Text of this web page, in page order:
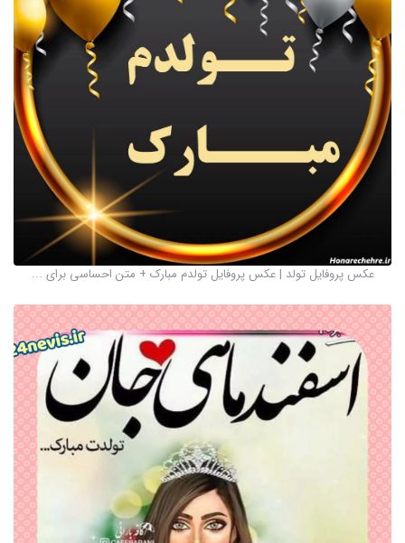
عکس پروفایل تولد | عکس پروفایل تولدم مبارک + متن احساسی برای ...